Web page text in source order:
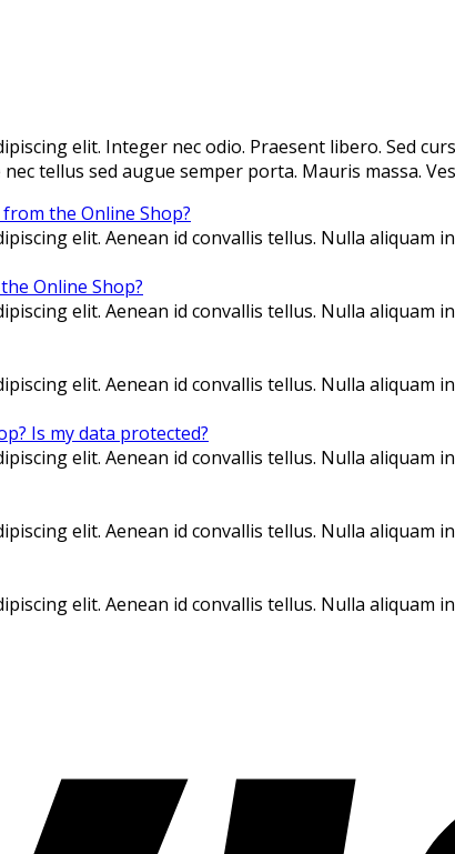
elit. Integer nec odio. Praesent libero. Sed
tellus sed augue semper porta. Mauris massa.
the Online Shop?
elit. Aenean id convallis tellus. Nulla
Online Shop?
elit. Aenean id convallis tellus. Nulla
elit. Aenean id convallis tellus. Nulla
Is my data protected?
elit. Aenean id convallis tellus. Nulla
elit. Aenean id convallis tellus. Nulla
elit. Aenean id convallis tellus. Nulla